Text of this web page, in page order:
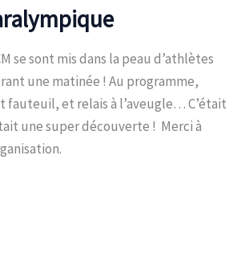
se sont mis dans la peau d’athlètes
une matinée ! Au programme,
fauteuil, et relais à l’aveugle… C’était
une super découverte ! Merci à